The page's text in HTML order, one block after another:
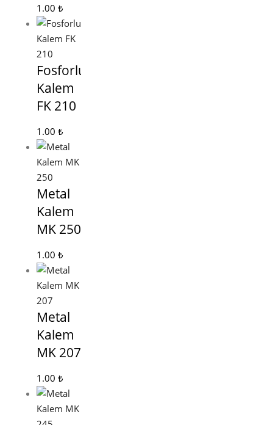
1.00 ₺
Fosforlu
Kalem
FK 210
1.00 ₺
Metal
Kalem
MK 250
1.00 ₺
Metal
Kalem
MK 207
1.00 ₺